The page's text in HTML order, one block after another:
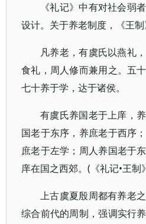
《礼记》中有对社会弱
设计。关于养老制度，《王制
凡养老，有虞氏以燕礼
食礼，周人修而兼用之。五
七十养于学，达于诸侯。
有虞氏养国老于上庠，
国老于东序，养庶老于西序
庶老于左学；周人养国老于
庠在国之西郊。(《礼记•王制
上古虞夏殷周都有养老
综合前代的周制，强调实行